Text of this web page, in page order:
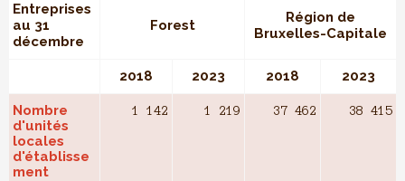
Entreprises
au 31
décembre
Forest
Région de
Bruxelles-Capitale
2018 2023 2018 2023
Nombre
d'unités
locales
d'établisse
ment
1 142 1 219 37 462 38 415